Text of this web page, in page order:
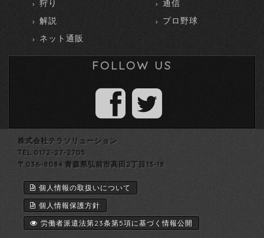
狩り
通信
解説
プロ野球
ネット通販
FOLLOW US
株式会社テラソリューション
TEL 0172-27-2705
〒036-8084 青森県弘前市高田2丁目13-18
個人情報の取扱いについて
個人情報保護方針
労働者派遣法第23条第5項に基づく情報公開